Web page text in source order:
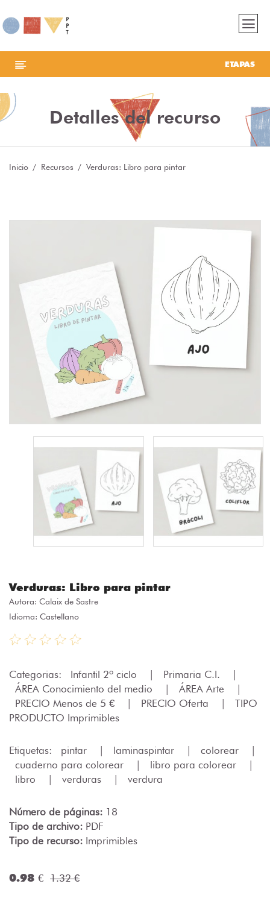
ETAPAS
Detalles del recurso
Inicio Recursos Verduras: Libro para pintar
Verduras: Libro para pintar
Autora: Calaix de Sastre
Idioma: Castellano
Categorias: Infantil 2º ciclo Primaria C.I.
ÁREA Conocimiento del medio
ÁREA Arte
PRECIO Menos de 5 €
PRECIO Oferta
TIPO
PRODUCTO Imprimibles
Etiquetas: pintar laminaspintar colorear
cuaderno para colorear
libro para colorear
libro
verduras verdura
Número de páginas: 18
Tipo de archivo: PDF
Tipo de recurso: Imprimibles
0.98 € 1.32 €